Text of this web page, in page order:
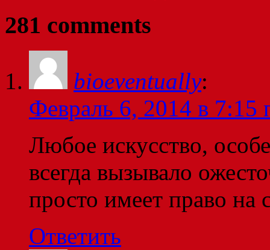
281 comments
bioeventually:
Февраль 6, 2014 в 7:15
Любое искусство,
всегда вызывало
просто имеет право на
Ответить